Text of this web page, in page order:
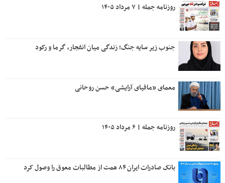
روزنامه جمله | ۷ مرداد ۱۴۰۵
جنوب زیر سایه جنگ؛ زندگی میان انفجار، گرما و رکود
معمای «مافیای آرایشی» حسن روحانی
روزنامه جمله | ۶ مرداد ۱۴۰۵
بانک صادرات ایران ۸۴ همت از مطالبات معوق را وصول کرد